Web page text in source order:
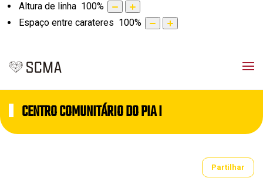
Altura de linha 100%
Espaço entre carateres 100%
CENTRO COMUNITÁRIO DO PIA I
Partilhar